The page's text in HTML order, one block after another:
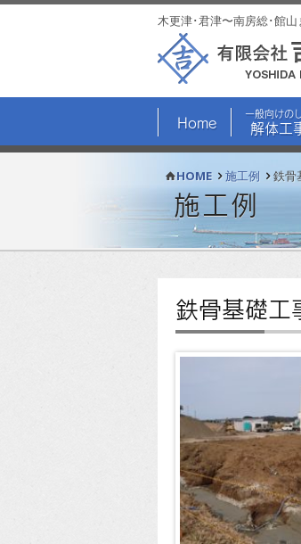
木更津･君津〜南房総･館
Home
一般向けの
解体工
HOME 施工例 鉄骨
施工例
鉄骨基礎工